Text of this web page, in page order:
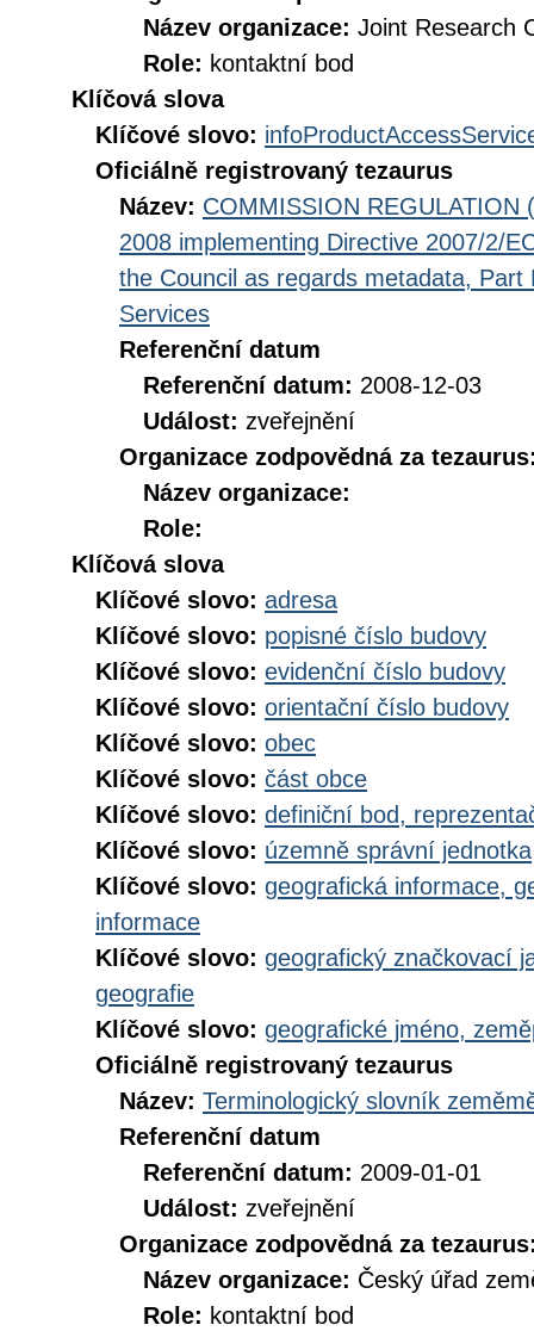
Název organizace: Joint Research
Role: kontaktní bod
Klíčová slova
Klíčové slovo:
Oficiálně registrovaný tezaurus
Název: COMMISSION REGULATION
2008 implementing Directive 2007/2/
the Council as regards metadata,
Services
Referenční datum
Referenční datum: 2008-12-03
Událost: zveřejnění
Organizace zodpovědná za
Název organizace:
Role:
Klíčová slova
Klíčové slovo: adresa
Klíčové slovo: popisné číslo budovy
Klíčové slovo: evidenční číslo budovy
Klíčové slovo: orientační číslo budovy
Klíčové slovo: obec
Klíčové slovo: část obce
Klíčové slovo: definiční bod,
Klíčové slovo: územně správní jednotka
Klíčové slovo: geografická informace,
informace
Klíčové slovo: geografický značkovací
geografie
Klíčové slovo: geografické jméno,
Oficiálně registrovaný tezaurus
Název: Terminologický slovník
Referenční datum
Referenční datum: 2009-01-01
Událost: zveřejnění
Organizace zodpovědná za
Název organizace: Český úřad
Role: kontaktní bod